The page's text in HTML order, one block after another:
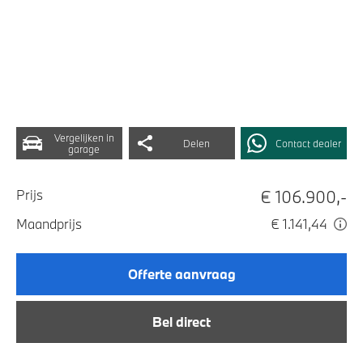
Vergelijken in
garage
Delen Contact dealer
Prijs € 106.900,-
Maandprijs € 1.141,44
Offerte aanvraag
Bel direct